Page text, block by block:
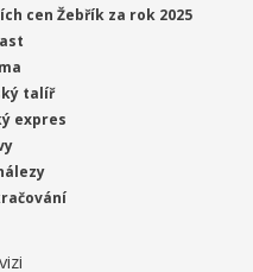
cen Žebřík za rok 2025
talíř
expres